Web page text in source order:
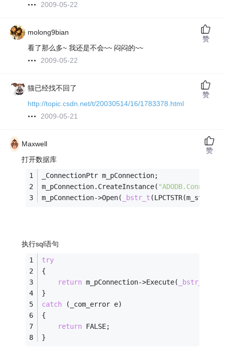
2009-05-22
molong9bian
看了那么多~ 我还是不会~~ 闷闷的~~
2009-05-22
赞
猫已经找不回了
http://topic.csdn.net/t/20030514/16/1783378.html
2009-05-21
赞
Maxwell
打开数据库
_ConnectionPtr m_pConnection;
m_pConnection.CreateInstance(
m_pConnection->Open(
_bstr_t
执行sql语句
try
{
return m_pConnection->Execute( _bstr_t
}
catch (_com_error e)
{
return FALSE;
}
赞